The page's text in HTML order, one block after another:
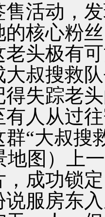
活动，
的核心粉
老头极有
叔搜救
得失踪老
人从过
“大叔搜
地图）上
，成功锁
服房东